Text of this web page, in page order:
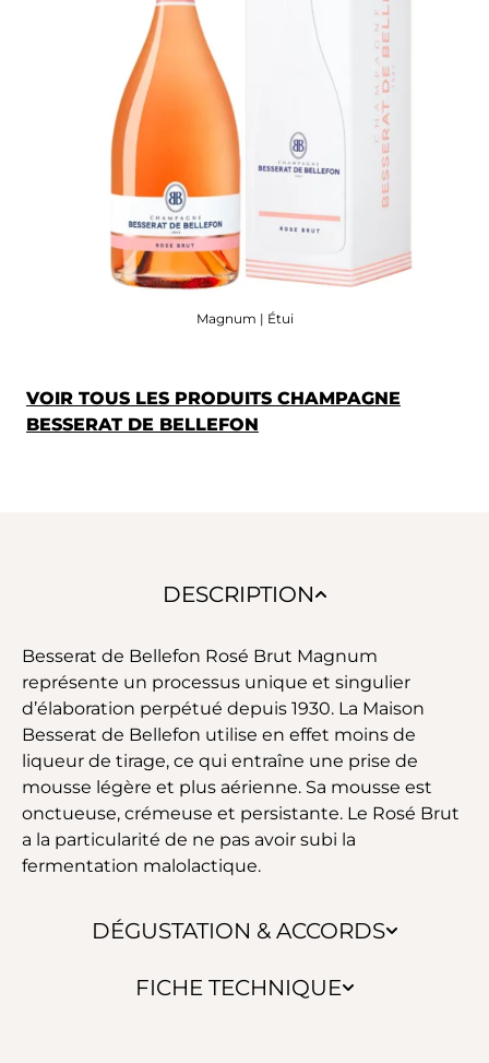
Magnum | Étui
VOIR TOUS LES PRODUITS CHAMPAGNE
BESSERAT DE BELLEFON
DESCRIPTION
DÉGUSTATION & ACCORDS
FICHE TECHNIQUE
Besserat de Bellefon Rosé Brut Magnum
représente un processus unique et singulier
d’élaboration perpétué depuis 1930. La Maison
Besserat de Bellefon utilise en effet moins de
liqueur de tirage, ce qui entraîne une prise de
mousse légère et plus aérienne. Sa mousse est
onctueuse, crémeuse et persistante. Le Rosé Brut
a la particularité de ne pas avoir subi la
fermentation malolactique.